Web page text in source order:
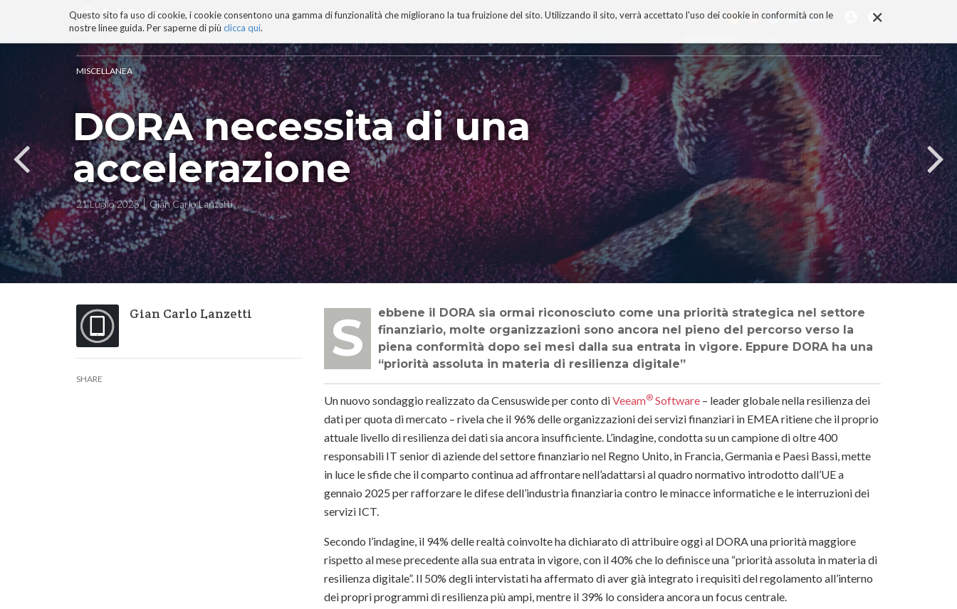
×
Questo sito fa uso di cookie, i cookie consentono una gamma di funzionalità che migliorano la tua fruizione del sito. Utilizzando il sito, verrà accettato l'uso dei cookie in conformità con le
nostre linee guida. Per saperne di più clicca qui.
BLOG TECNOCONSAPEVOLEZZA TECNOBIBLIOGRAFIA I MIEI LIBRI PROGETTO
ai
contenuti.
Salta
alla
navigazione
MISCELLANEA
DORA necessita di una
accelerazione
21 Luglio 2025 Gian Carlo Lanzetti
Gian Carlo Lanzetti
SHARE
Sebbene il DORA sia ormai riconosciuto come una priorità strategica nel settore
finanziario, molte organizzazioni sono ancora nel pieno del percorso verso la
piena conformità dopo sei mesi dalla sua entrata in vigore. Eppure DORA ha una
“priorità assoluta in materia di resilienza digitale”
Un nuovo sondaggio realizzato da Censuswide per conto diVeeam® Software – leader globale nella resilienza dei
dati per quota di mercato – rivela che il 96% delle organizzazioni dei servizi finanziari in EMEA ritiene che il proprio
attuale livello di resilienza dei dati sia ancora insufficiente. L’indagine, condotta su un campione di oltre 400
responsabili IT senior di aziende del settore finanziario nel Regno Unito, in Francia, Germania e Paesi Bassi, mette
in luce le sfide che il comparto continua ad affrontare nell’adattarsi al quadro normativo introdotto dall’UE a
gennaio 2025 per rafforzare le difese dell’industria finanziaria contro le minacce informatiche e le interruzioni dei
servizi ICT.
Secondo l’indagine, il 94% delle realtà coinvolte ha dichiarato di attribuire oggi al DORA una priorità maggiore
rispetto al mese precedente alla sua entrata in vigore, con il 40% che lo definisce una “priorità assoluta in materia di
resilienza digitale”. Il 50% degli intervistati ha affermato di aver già integrato i requisiti del regolamento all’interno
dei propri programmi di resilienza più ampi, mentre il 39% lo considera ancora un focus centrale.